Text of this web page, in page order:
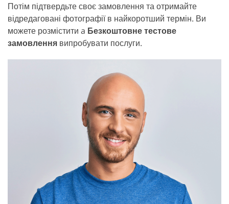
Потім підтвердьте своє замовлення та отримайте
відредаговані фотографії в найкоротший термін. Ви
можете розмістити a Безкоштовне тестове
замовлення випробувати послуги.